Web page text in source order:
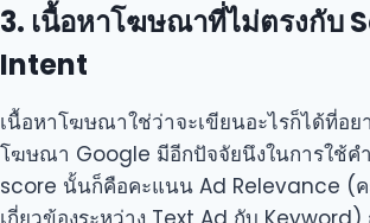
3. เนื้อหาโฆษณาที่ไม่ตรงกับ
Intent
เนื้อหาโฆษณาใช่ว่าจะเขียนอะไรก็ได้ที่อย
โฆษณา Google มีอีกปัจจัยนึงในการใช้
score นั้นก็คือคะแนน Ad Relevance (